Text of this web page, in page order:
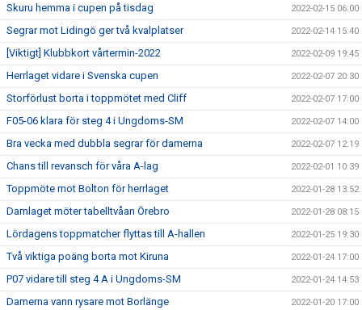
Skuru hemma i cupen på tisdag 2022-02-15 06:00
Segrar mot Lidingö ger två kvalplatser 2022-02-14 15:40
[Viktigt] Klubbkort vårtermin-2022 2022-02-09 19:45
Herrlaget vidare i Svenska cupen 2022-02-07 20:30
Storförlust borta i toppmötet med Cliff 2022-02-07 17:00
F05-06 klara för steg 4 i Ungdoms-SM 2022-02-07 14:00
Bra vecka med dubbla segrar för damerna 2022-02-07 12:19
Chans till revansch för våra A-lag 2022-02-01 10:39
Toppmöte mot Bolton för herrlaget 2022-01-28 13:52
Damlaget möter tabelltvåan Örebro 2022-01-28 08:15
Lördagens toppmatcher flyttas till A-hallen 2022-01-25 19:30
Två viktiga poäng borta mot Kiruna 2022-01-24 17:00
P07 vidare till steg 4 A i Ungdoms-SM 2022-01-24 14:53
Damerna vann rysare mot Borlänge 2022-01-20 17:00